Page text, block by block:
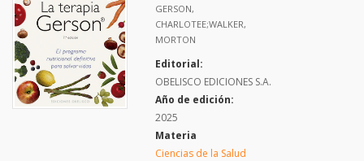
GERSON,
CHARLOTEE;WALKER,
MORTON
Editorial:
OBELISCO EDICIONES S.A.
Año de edición:
2025
Materia
Ciencias de la Salud